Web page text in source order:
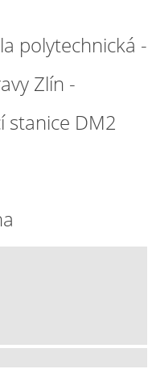
polytechnická -
Zlín -
stanice DM2